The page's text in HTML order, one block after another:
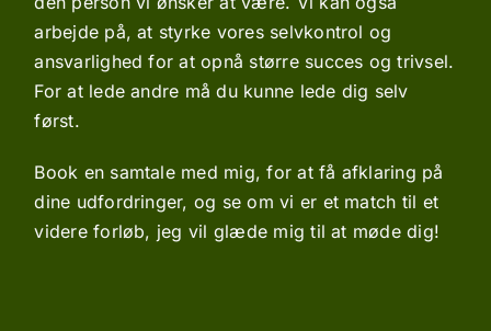
arbejde på, at styrke vores selvkontrol og
ansvarlighed for at opnå større succes og trivsel.
For at lede andre må du kunne lede dig selv
først.
Book en samtale med mig, for at få afklaring på
dine udfordringer, og se om vi er et match til et
videre forløb, jeg vil glæde mig til at møde dig!